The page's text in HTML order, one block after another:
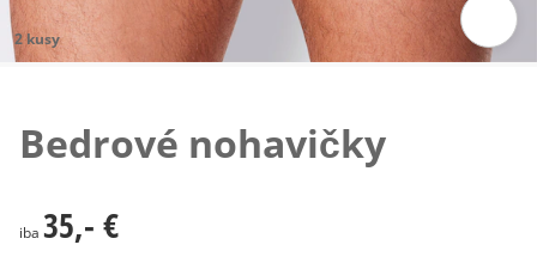
2 kusy
Bedrové nohavičky
35,- €
iba 35,- €